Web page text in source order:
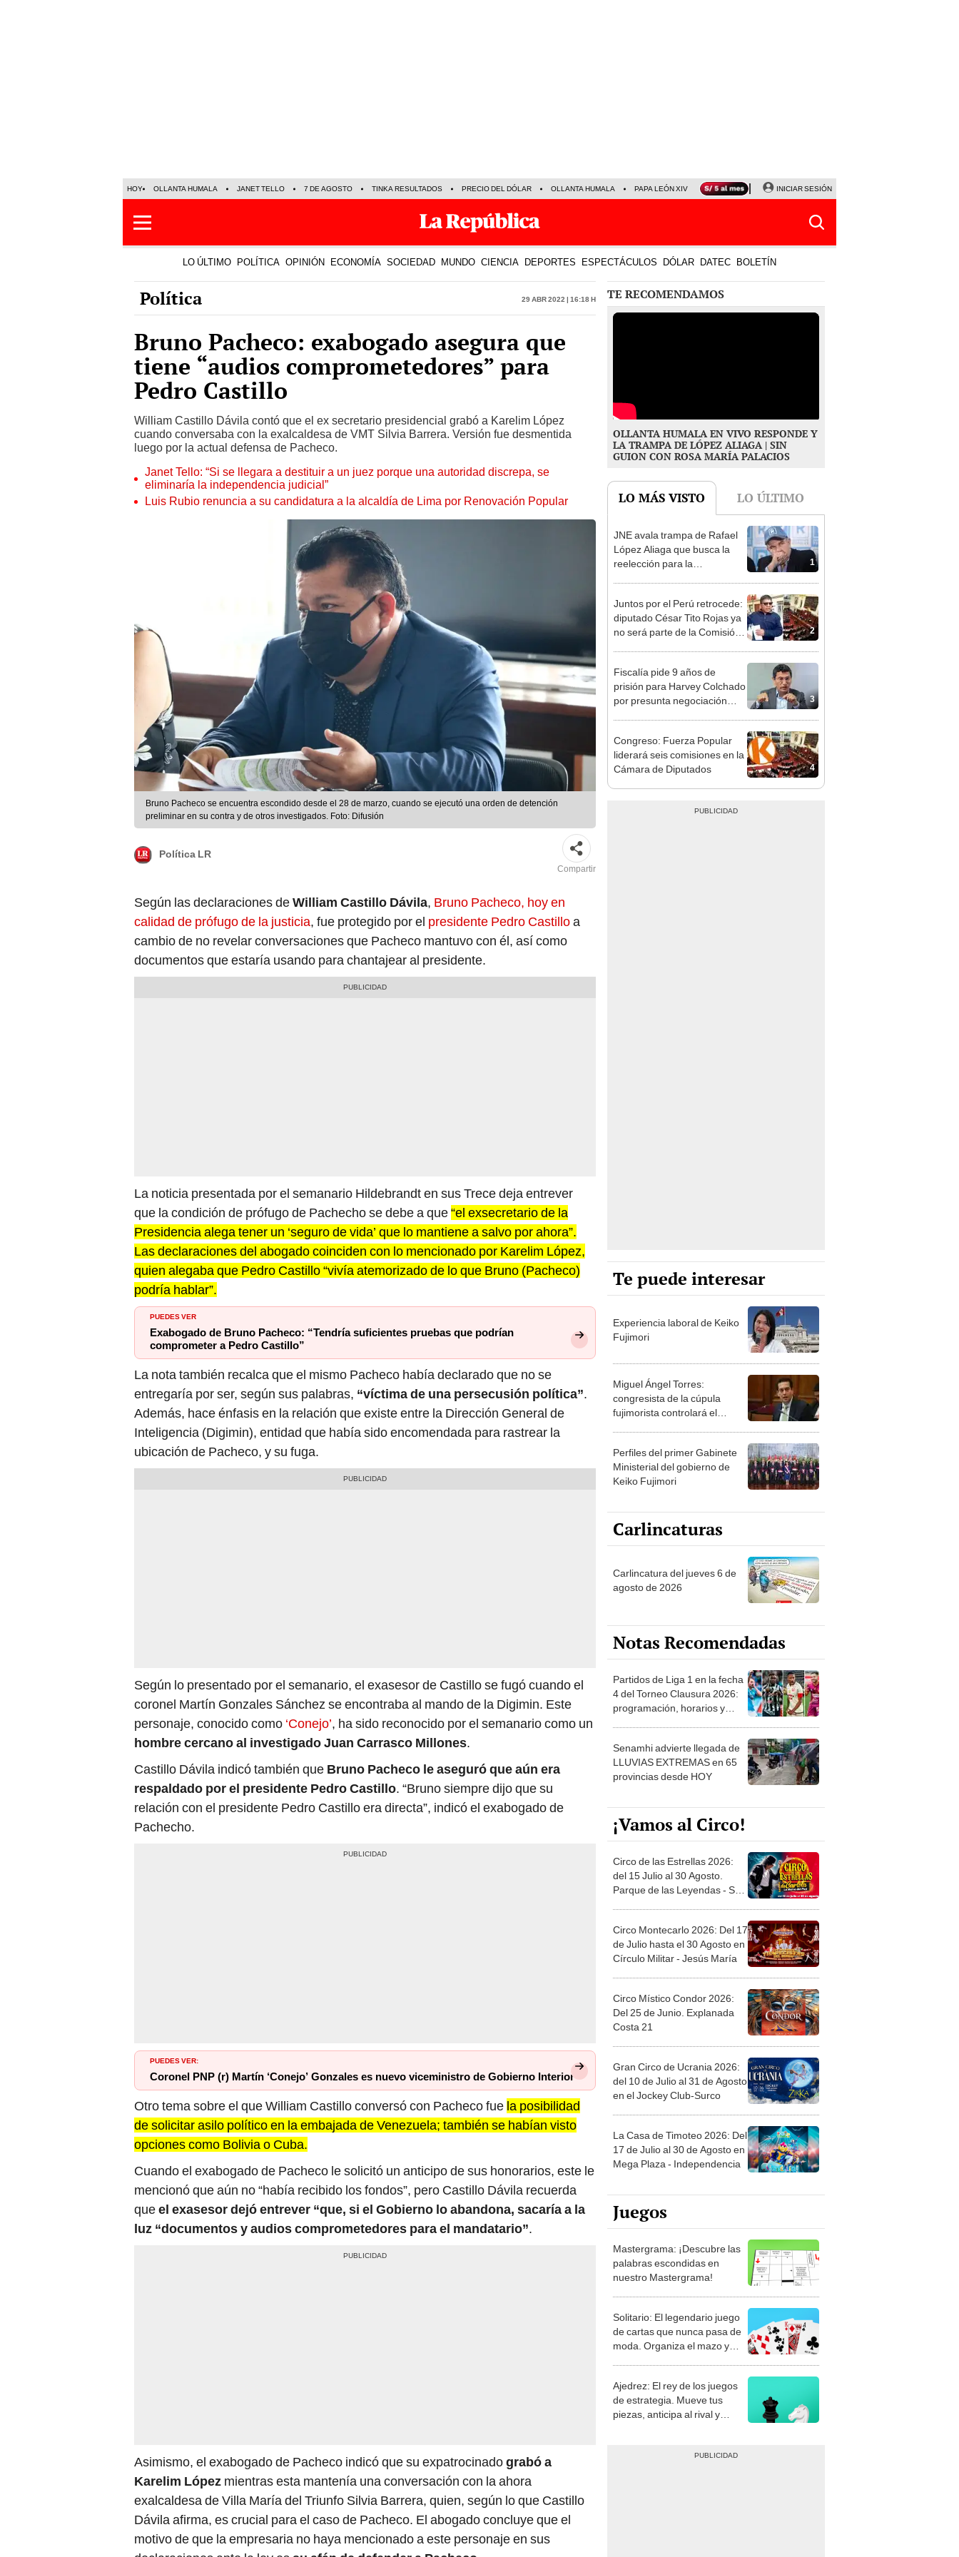
HOY OLLANTA HUMALA JANET TELLO 7 DE AGOSTO TINKA RESULTADOS PRECIO DEL DÓLAR OLLANTA HUMALA PAPA LEÓN XIV NALDY SALDAÑA LA BELLA LUZ
INICIAR SESIÓN
LO ÚLTIMO POLÍTICA OPINIÓN ECONOMÍA SOCIEDAD MUNDO CIENCIA DEPORTES ESPECTÁCULOS DÓLAR DATEC BOLETÍN
Política 29 Abr 2022 | 16:18 h
Bruno Pacheco: exabogado asegura que
tiene “audios comprometedores” para
Pedro Castillo
William Castillo Dávila contó que el ex secretario presidencial grabó a Karelim López
cuando conversaba con la exalcaldesa de VMT Silvia Barrera. Versión fue desmentida
luego por la actual defensa de Pacheco.
Janet Tello: “Si se llegara a destituir a un juez porque una autoridad discrepa, se
eliminaría la independencia judicial”
Luis Rubio renuncia a su candidatura a la alcaldía de Lima por Renovación Popular
Bruno Pacheco se encuentra escondido desde el 28 de marzo, cuando se ejecutó una orden de detención
preliminar en su contra y de otros investigados. Foto: Difusión
Política LR
Compartir
Según las declaraciones deWilliam Castillo Dávila, Bruno Pacheco, hoy en
calidad de prófugo de la justicia, fue protegido por el presidente Pedro Castilloa
cambio de no revelar conversaciones que Pacheco mantuvo con él, así como
documentos que estaría usando para chantajear al presidente.
La noticia presentada por el semanario Hildebrandt en sus Trece deja entrever
que la condición de prófugo de Pachecho se debe a que“el exsecretario de la
Presidencia alega tener un ‘seguro de vida’ que lo mantiene a salvo por ahora”.
Las declaraciones del abogado coinciden con lo mencionado por Karelim López,
quien alegaba que Pedro Castillo “vivía atemorizado de lo que Bruno (Pacheco)
podría hablar”.
PUEDES VER
Exabogado de Bruno Pacheco: “Tendría suficientes pruebas que podrían
comprometer a Pedro Castillo”
La nota también recalca que el mismo Pacheco había declarado que no se
entregaría por ser, según sus palabras, “víctima de una persecusión política”.
Además, hace énfasis en la relación que existe entre la Dirección General de
Inteligencia (Digimin), entidad que había sido encomendada para rastrear la
ubicación de Pacheco, y su fuga.
Según lo presentado por el semanario, el exasesor de Castillo se fugó cuando el
coronel Martín Gonzales Sánchez se encontraba al mando de la Digimin. Este
personaje, conocido como ‘Conejo’, ha sido reconocido por el semanario como un
hombre cercano al investigado Juan Carrasco Millones.
Castillo Dávila indicó también que Bruno Pacheco le aseguró que aún era
respaldado por el presidente Pedro Castillo. “Bruno siempre dijo que su
relación con el presidente Pedro Castillo era directa”, indicó el exabogado de
Pachecho.
PUEDES VER:
Coronel PNP (r) Martín ‘Conejo’ Gonzales es nuevo viceministro de Gobierno Interior
Otro tema sobre el que William Castillo conversó con Pacheco fue la posibilidad
de solicitar asilo político en la embajada de Venezuela; también se habían visto
opciones como Bolivia o Cuba.
Cuando el exabogado de Pacheco le solicitó un anticipo de sus honorarios, este le
mencionó que aún no “había recibido los fondos”, pero Castillo Dávila recuerda
queel exasesor dejó entrever “que, si el Gobierno lo abandona, sacaría a la
luz “documentos y audios comprometedores para el mandatario”.
Asimismo, el exabogado de Pacheco indicó que su expatrocinadograbó a
Karelim López mientras esta mantenía una conversación con la ahora
exalcaldesa de Villa María del Triunfo Silvia Barrera, quien, según lo que Castillo
Dávila afirma, es crucial para el caso de Pacheco. El abogado concluye que el
motivo de que la empresaria no haya mencionado a este personaje en sus
TE RECOMENDAMOS
OLLANTA HUMALA EN VIVO RESPONDE Y
LA TRAMPA DE LÓPEZ ALIAGA | SIN
GUION CON ROSA MARÍA PALACIOS
LO MÁS VISTO LO ÚLTIMO
1
JNE avala trampa de Rafael
López Aliaga que busca la
reelección para la
2
Juntos por el Perú retrocede:
diputado César Tito Rojas ya
no será parte de la Comisión
3
Fiscalía pide 9 años de
prisión para Harvey Colchado
por presunta negociación
4
Congreso: Fuerza Popular
liderará seis comisiones en la
Cámara de Diputados
Te puede interesar
Experiencia laboral de Keiko
Fujimori
Miguel Ángel Torres:
congresista de la cúpula
fujimorista controlará el
Perfiles del primer Gabinete
Ministerial del gobierno de
Keiko Fujimori
Carlincaturas
Carlincatura del jueves 6 de
agosto de 2026
Notas Recomendadas
Partidos de Liga 1 en la fecha
4 del Torneo Clausura 2026:
programación, horarios y
Senamhi advierte llegada de
LLUVIAS EXTREMAS en 65
provincias desde HOY
¡Vamos al Circo!
Circo de las Estrellas 2026:
del 15 Julio al 30 Agosto.
Parque de las Leyendas - San
Circo Montecarlo 2026: Del 17
de Julio hasta el 30 Agosto en
Círculo Militar - Jesús María
Circo Místico Condor 2026:
Del 25 de Junio. Explanada
Costa 21
Gran Circo de Ucrania 2026:
del 10 de Julio al 31 de Agosto
en el Jockey Club-Surco
La Casa de Timoteo 2026: Del
17 de Julio al 30 de Agosto en
Mega Plaza - Independencia
Juegos
Mastergrama: ¡Descubre las
palabras escondidas en
nuestro Mastergrama!
Solitario: El legendario juego
de cartas que nunca pasa de
moda. Organiza el mazo y
Ajedrez: El rey de los juegos
de estrategia. Mueve tus
piezas, anticipa al rival y